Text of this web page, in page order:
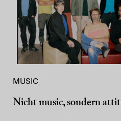
MUSIC
Nicht music, sondern